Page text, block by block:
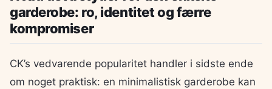
garderobe: ro, identitet og færre
kompromiser
CK’s vedvarende popularitet handler i sidste ende
om noget praktisk: en minimalistisk garderobe kan